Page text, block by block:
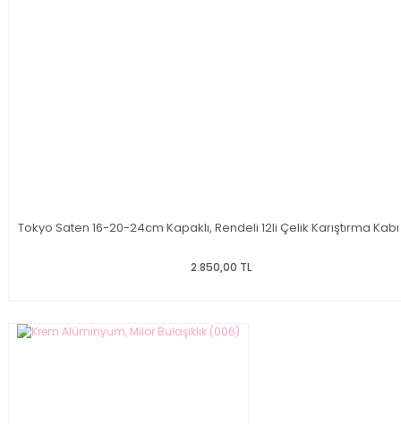
Tokyo Saten 16-20-24cm Kapaklı, Rendeli 12li Çelik Karıştırma
2.850,00 TL